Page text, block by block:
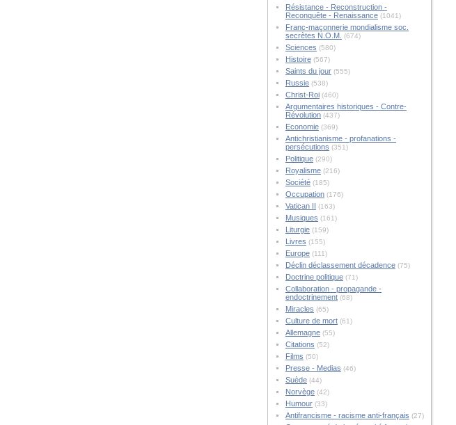
Résistance - Reconstruction -
Reconquête - Renaissance(1041)
Franc-maçonnerie mondialisme soc.
secrètes N.O.M. (674)
Sciences (580)
Histoire(567)
Saints du jour(555)
Russie(538)
Christ-Roi(460)
Argumentaires historiques - Contre-
Révolution(437)
Economie(369)
Antichristianisme - profanations -
persécutions (351)
Politique(290)
Royalisme(216)
Société(185)
Occupation(176)
Vatican II (163)
Musiques (161)
Liturgie(159)
Livres (155)
Europe(111)
Déclin déclassement décadence(75)
Doctrine politique(71)
Collaboration - propagande -
endoctrinement(68)
Miracles (65)
Culture de mort(61)
Allemagne(55)
Citations (52)
Films (50)
Presse - Medias (46)
Suède(44)
Norvège(42)
Humour(33)
Antifrancisme - racisme anti-français (27)